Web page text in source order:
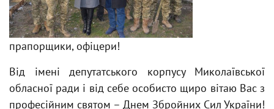
прапорщики, офіцери!
Від імені депутатського корпусу Миколаївської
обласної ради і від себе особисто щиро вітаю Вас з
професійним святом – Днем Збройних Сил України!